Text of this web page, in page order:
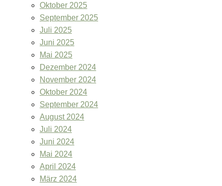
Oktober 2025
September 2025
Juli 2025
Juni 2025
Mai 2025
Dezember 2024
November 2024
Oktober 2024
September 2024
August 2024
Juli 2024
Juni 2024
Mai 2024
April 2024
März 2024